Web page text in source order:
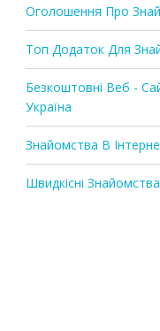
Оголошення Про
Топ Додаток Для
Безкоштовні Веб -
Україна
Знайомства В
Швидкісні